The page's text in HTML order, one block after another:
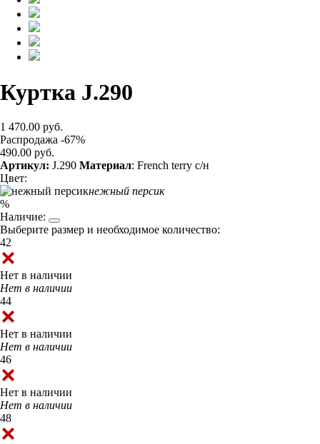
Куртка J.290
1 470.00 руб.
Распродажа -67%
490.00 руб.
Артикул: J.290 Материал: French terry с/н
Цвет:
нежный персик
%
Наличие:
Выберите размер и необходимое количество:
42
Нет в наличии
Нет в наличии
44
Нет в наличии
Нет в наличии
46
Нет в наличии
Нет в наличии
48